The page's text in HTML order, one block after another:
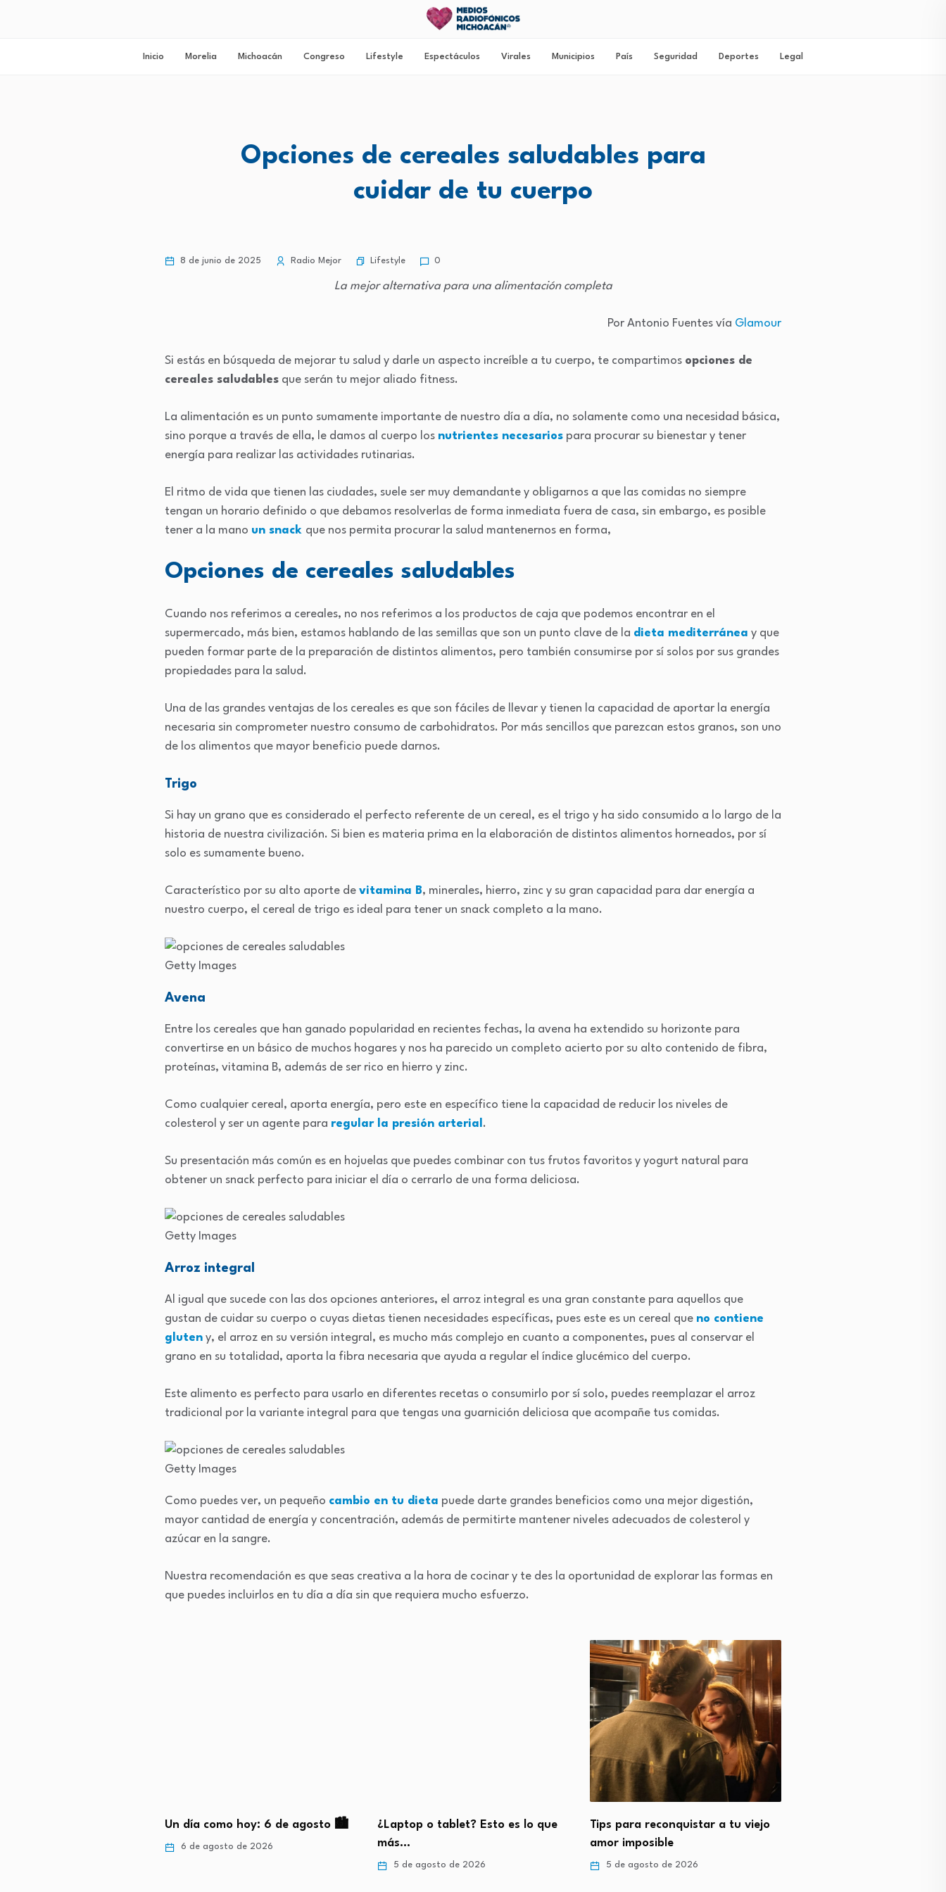
Inicio Morelia Michoacán Congreso Lifestyle Espectáculos Virales Municipios País Seguridad Deportes Legal
Opciones de cereales saludables para
cuidar de tu cuerpo
8 de junio de 2025 Radio Mejor Lifestyle 0
La mejor alternativa para una alimentación completa
Por Antonio Fuentes vía Glamour
Si estás en búsqueda de mejorar tu salud y darle un aspecto increíble a tu cuerpo, te compartimos opciones de
cereales saludables que serán tu mejor aliado fitness.
La alimentación es un punto sumamente importante de nuestro día a día, no solamente como una necesidad básica,
sino porque a través de ella, le damos al cuerpo los nutrientes necesarios para procurar su bienestar y tener
energía para realizar las actividades rutinarias.
El ritmo de vida que tienen las ciudades, suele ser muy demandante y obligarnos a que las comidas no siempre
tengan un horario definido o que debamos resolverlas de forma inmediata fuera de casa, sin embargo, es posible
tener a la mano un snack que nos permita procurar la salud mantenernos en forma,
Opciones de cereales saludables
Cuando nos referimos a cereales, no nos referimos a los productos de caja que podemos encontrar en el
supermercado, más bien, estamos hablando de las semillas que son un punto clave de la dieta mediterránea y que
pueden formar parte de la preparación de distintos alimentos, pero también consumirse por sí solos por sus grandes
propiedades para la salud.
Una de las grandes ventajas de los cereales es que son fáciles de llevar y tienen la capacidad de aportar la energía
necesaria sin comprometer nuestro consumo de carbohidratos. Por más sencillos que parezcan estos granos, son uno
de los alimentos que mayor beneficio puede darnos.
Trigo
Si hay un grano que es considerado el perfecto referente de un cereal, es el trigo y ha sido consumido a lo largo de la
historia de nuestra civilización. Si bien es materia prima en la elaboración de distintos alimentos horneados, por sí
solo es sumamente bueno.
Característico por su alto aporte de vitamina B, minerales, hierro, zinc y su gran capacidad para dar energía a
nuestro cuerpo, el cereal de trigo es ideal para tener un snack completo a la mano.
Getty Images
Avena
Entre los cereales que han ganado popularidad en recientes fechas, la avena ha extendido su horizonte para
convertirse en un básico de muchos hogares y nos ha parecido un completo acierto por su alto contenido de fibra,
proteínas, vitamina B, además de ser rico en hierro y zinc.
Como cualquier cereal, aporta energía, pero este en específico tiene la capacidad de reducir los niveles de
colesterol y ser un agente para regular la presión arterial .
Su presentación más común es en hojuelas que puedes combinar con tus frutos favoritos y yogurt natural para
obtener un snack perfecto para iniciar el día o cerrarlo de una forma deliciosa.
Getty Images
Arroz integral
Al igual que sucede con las dos opciones anteriores, el arroz integral es una gran constante para aquellos que
gustan de cuidar su cuerpo o cuyas dietas tienen necesidades específicas, pues este es un cereal que no contiene
gluten y, el arroz en su versión integral, es mucho más complejo en cuanto a componentes, pues al conservar el
grano en su totalidad, aporta la fibra necesaria que ayuda a regular el índice glucémico del cuerpo.
Este alimento es perfecto para usarlo en diferentes recetas o consumirlo por sí solo, puedes reemplazar el arroz
tradicional por la variante integral para que tengas una guarnición deliciosa que acompañe tus comidas.
Getty Images
Como puedes ver, un pequeño cambio en tu dieta puede darte grandes beneficios como una mejor digestión,
mayor cantidad de energía y concentración, además de permitirte mantener niveles adecuados de colesterol y
azúcar en la sangre.
Nuestra recomendación es que seas creativa a la hora de cocinar y te des la oportunidad de explorar las formas en
que puedes incluirlos en tu día a día sin que requiera mucho esfuerzo.
Un día como hoy: 6 de agosto 🏙️
6 de agosto de 2026
¿Laptop o tablet? Esto es lo que
más…
5 de agosto de 2026
Tips para reconquistar a tu viejo
amor imposible
5 de agosto de 2026